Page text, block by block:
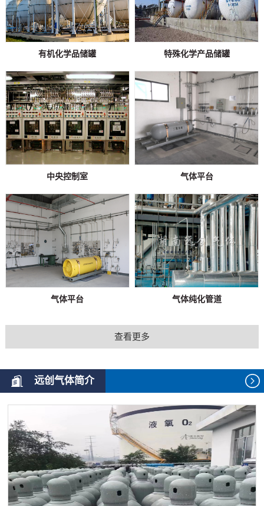
有机化学品储罐 特殊化学产品储罐
中央控制室 气体平台
气体平台 气体纯化管道
查看更多
远创气体简介